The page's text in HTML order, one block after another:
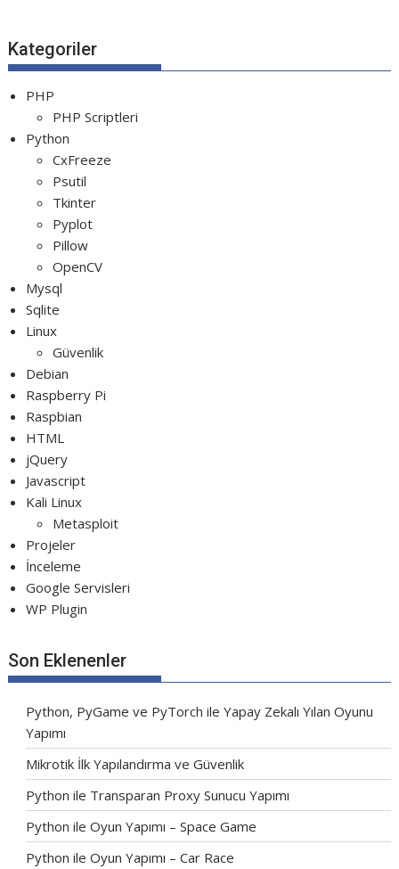
Python Transparent Proxy Server
Kategoriler
PHP
PHP Scriptleri
Python
CxFreeze
Psutil
Tkinter
Pyplot
Pillow
OpenCV
Mysql
Sqlite
Linux
Güvenlik
Debian
Raspberry Pi
Raspbian
HTML
jQuery
Javascript
Kali Linux
Metasploit
Projeler
İnceleme
Google Servisleri
WP Plugin
Son Eklenenler
Python, PyGame ve PyTorch ile Yapay Zekalı Yılan Oyunu
Yapımı
Mikrotik İlk Yapılandırma ve Güvenlik
Python ile Transparan Proxy Sunucu Yapımı
Python ile Oyun Yapımı – Space Game
Python ile Oyun Yapımı – Car Race